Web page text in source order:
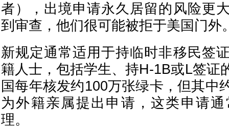
者），出境申请永久居留的风险更
到审查，他们很可能被拒于美国门外
新规定通常适用于持临时非移民签
籍人士，包括学生、持H-1B或L签证
国每年核发约100万张绿卡，但其中
为外籍亲属提出申请，这类申请
理。